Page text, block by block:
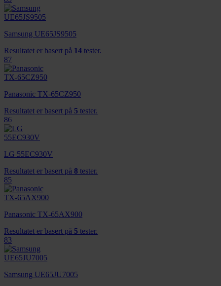
Samsung UE65JS9505
Resultatet er basert på 14 tester.
87
Panasonic TX-65CZ950
Resultatet er basert på 5 tester.
86
LG 55EC930V
Resultatet er basert på 8 tester.
85
Panasonic TX-65AX900
Resultatet er basert på 5 tester.
83
Samsung UE65JU7005